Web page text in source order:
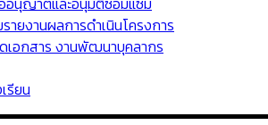
ายงานผลการดำเนินโครงการ
เอกสาร งานพัฒนาบุคลากร
รียน